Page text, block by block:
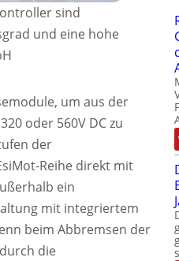
sind
und eine hohe
um aus der
oder 560V DC zu
der
Reihe direkt mit
ein
mit integriertem
beim Abbremsen der
die